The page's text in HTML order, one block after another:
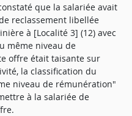
que la salariée avait
reclassement libellée
à [Localité 3] (12) avec
même niveau de
offre était taisante sur
la classification du
niveau de rémunération"
à la salariée de